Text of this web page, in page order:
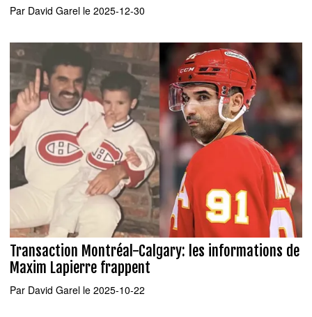
Par David Garel le 2025-12-30
Transaction Montréal-Calgary: les informations de
Maxim Lapierre frappent
Par David Garel le 2025-10-22